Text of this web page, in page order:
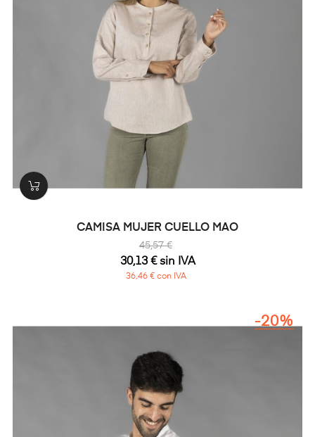
CAMISA MUJER CUELLO MAO
45,57 €
30,13 € sin IVA
36,46 € con IVA
-20%